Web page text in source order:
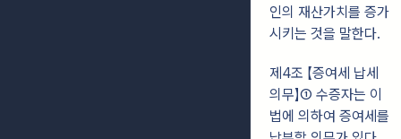
인의 재산가치를 증가
시키는 것을 말한다.
제4조 【증여세 납세
의무】① 수증자는 이
법에 의하여 증여세를